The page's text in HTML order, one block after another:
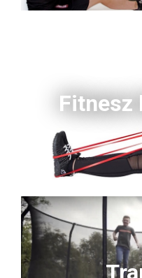
Fitnesz